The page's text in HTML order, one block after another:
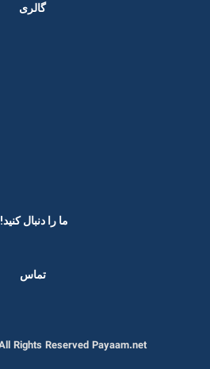
گالری
ما را دنبال کنید! ​
تماس
Copyright © 2023, All Rights Reserved Payaam.net